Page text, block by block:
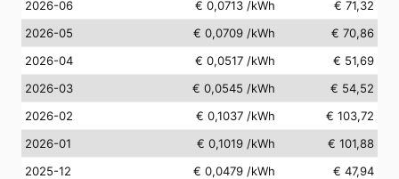
2026-06
€ 0,0713 /kWh
€ 71,32
2026-05
€ 0,0709 /kWh
€ 70,86
2026-04
€ 0,0517 /kWh
€ 51,69
2026-03
€ 0,0545 /kWh
€ 54,52
2026-02
€ 0,1037 /kWh
€ 103,72
2026-01
€ 0,1019 /kWh
€ 101,88
2025-12
€ 0,0479 /kWh
€ 47,94